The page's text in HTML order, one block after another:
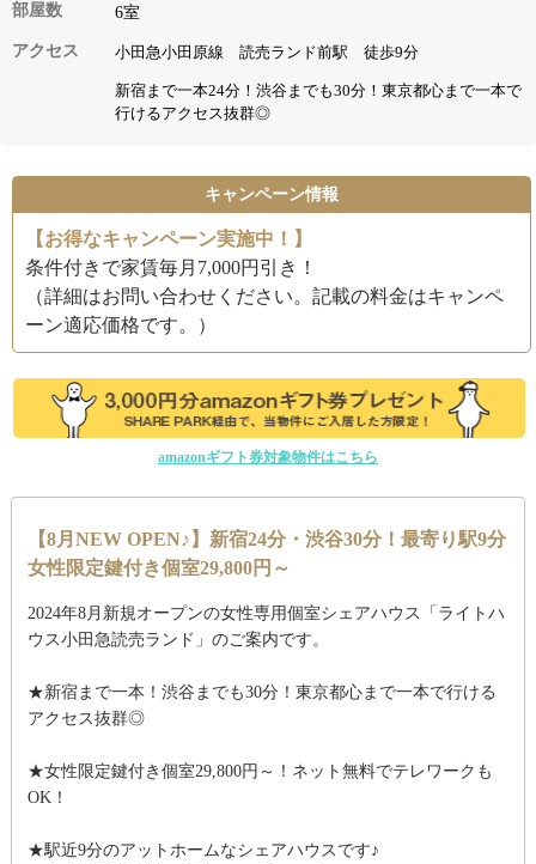
部屋数 6室
アクセス 小田急小田原線 読売ランド前駅 徒歩9分
新宿まで一本24分！渋谷までも30分！東京都心まで一本で
行けるアクセス抜群◎
キャンペーン情報
【お得なキャンペーン実施中！】
条件付きで家賃毎月7,000円引き！
（詳細はお問い合わせください。記載の料金はキャンペ
ーン適応価格です。）
amazonギフト券対象物件はこちら
【8月NEW OPEN♪】新宿24分・渋谷30分！最寄り駅9分
女性限定鍵付き個室29,800円～
2024年8月新規オープンの女性専用個室シェアハウス「ライトハ
ウス小田急読売ランド」のご案内です。
★新宿まで一本！渋谷までも30分！東京都心まで一本で行ける
アクセス抜群◎
★女性限定鍵付き個室29,800円～！ネット無料でテレワークも
OK！
★駅近9分のアットホームなシェアハウスです♪